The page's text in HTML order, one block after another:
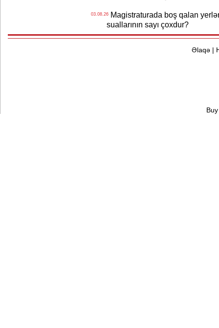
03.08.26Magistraturada boş qalan
suallarının sayı çoxdur?
Əlaqə|